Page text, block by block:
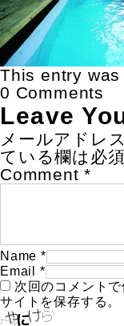
This entry
0 Comments
Leave
メールアドレ
ている欄は必
Comment *
Name *
Email
*
次回のコメント
サイトを保存する。